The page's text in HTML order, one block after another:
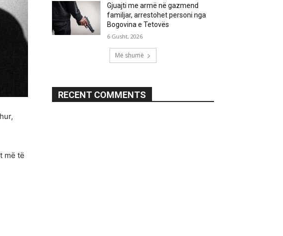
më të
Gjuajti me armë në gazmend
familjar, arrestohet personi nga
Bogovina e Tetovës
6 Gusht, 2026
Më shumë
RECENT COMMENTS